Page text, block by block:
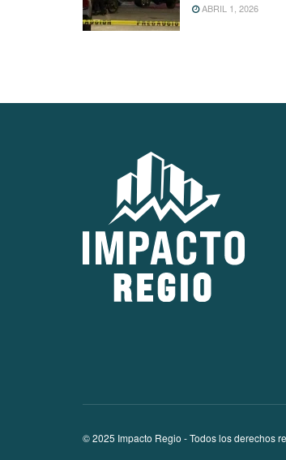
ABRIL 1, 2026
© 2025 Impacto Regio - Todos los derechos